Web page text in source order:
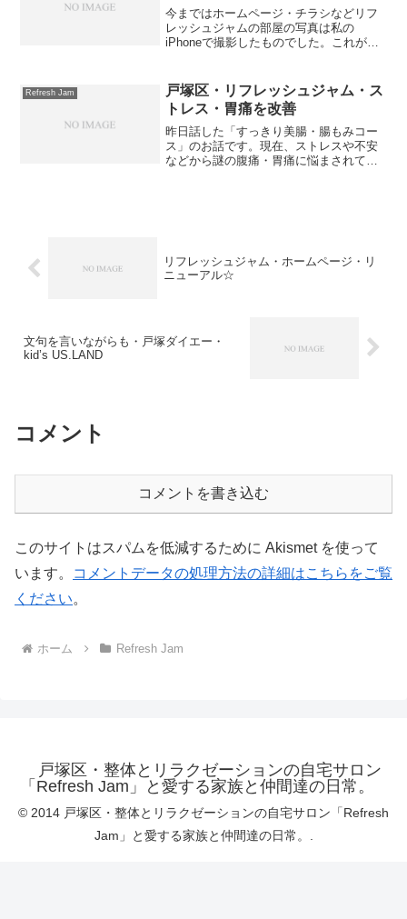
今まではホームページ・チラシなどリフ
レッシュジャムの部屋の写真は私の
iPhoneで撮影したものでした。これがそ
たので、どれだけ違うのかと同じ場所を
撮影しました...
Refresh Jam
戸塚区・リフレッシュジャム・ス
トレス・胃痛を改善
昨日話した「すっきり美腸・腸もみコー
ス」のお話です。現在、ストレスや不安
などから謎の腹痛・胃痛に悩まされてい
リフレッシュジャム・ホームページ・リ
ニューアル☆
文句を言いながらも・戸塚ダイエー・
kid’s US.LAND
コメント
コメントを書き込む
このサイトはスパムを低減するために Akismet を使って
います。
コメントデータの処理方法の詳細はこちらをご覧
ください。
ホーム Refresh Jam
戸塚区・整体とリラクゼーションの自宅サロン
「Refresh Jam」と愛する家族と仲間達の日常。
© 2014 戸塚区・整体とリラクゼーションの自宅サロン「Refresh
Jam」と愛する家族と仲間達の日常。.